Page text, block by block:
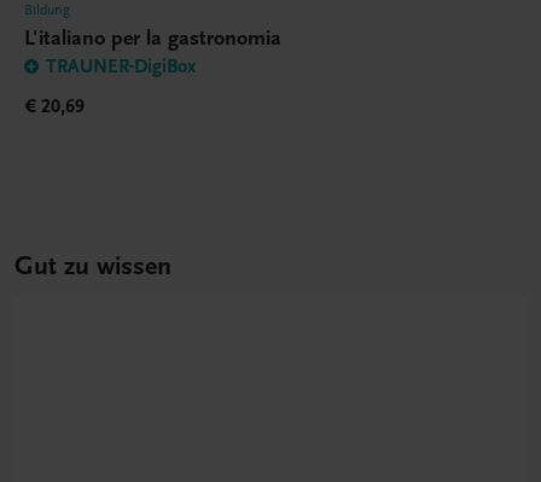
Bildung
L'italiano per la gastronomia
TRAUNER-DigiBox
€ 20,69
Gut zu wissen